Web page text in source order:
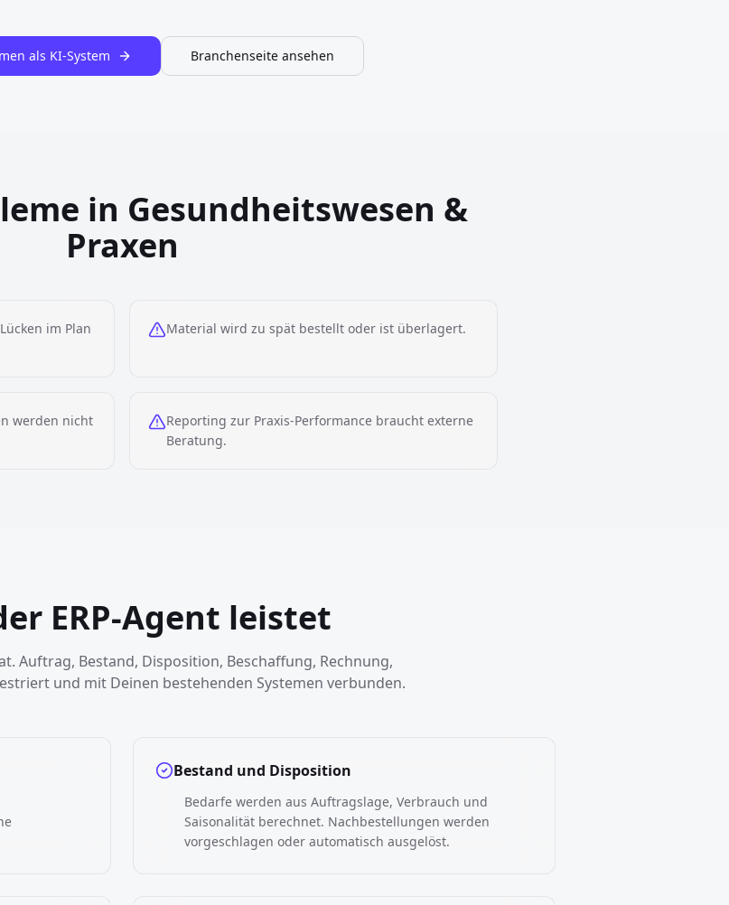
als KI-System Branchenseite ansehen
in Gesundheitswesen &
Praxen
im Plan
Material wird zu spät bestellt oder ist überlagert.
werden nicht
Reporting zur Praxis-Performance braucht externe
Beratung.
ERP-Agent leistet
Auftrag, Bestand, Disposition, Beschaffung, Rechnung,
und mit Deinen bestehenden Systemen verbunden.
Bestand und Disposition
Bedarfe werden aus Auftragslage, Verbrauch und
Saisonalität berechnet. Nachbestellungen werden
vorgeschlagen oder automatisch ausgelöst.